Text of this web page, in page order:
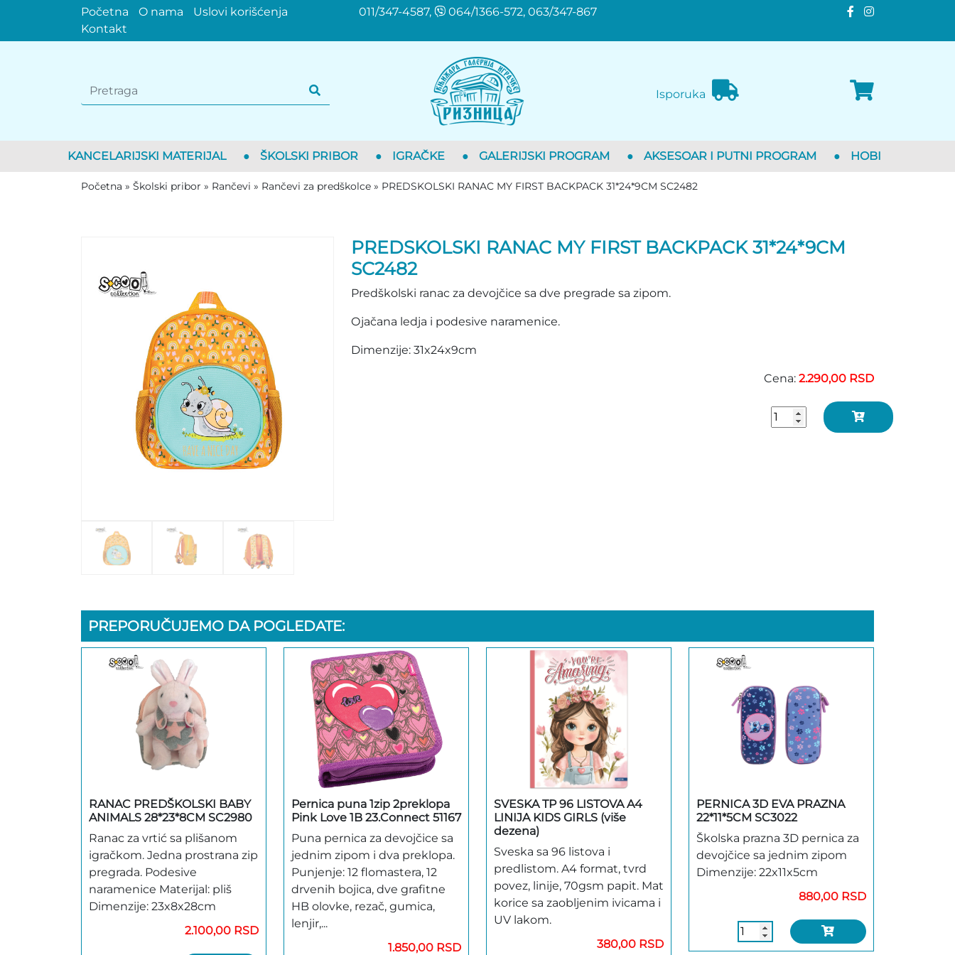
Početna O nama
Uslovi korišćenja
Kontakt
011/347-4587, 064/1366-572, 063/347-867
Isporuka
KANCELARIJSKI MATERIJAL ● ŠKOLSKI PRIBOR ● IGRAČKE ● GALERIJSKI PROGRAM ● AKSESOAR I PUTNI PROGRAM ● HOBI
Početna » Školski pribor » Rančevi » Rančevi za predškolce » PREDSKOLSKI RANAC MY FIRST BACKPACK 31*24*9CM SC2482
PREDSKOLSKI RANAC MY FIRST BACKPACK 31*24*9CM
SC2482
Predškolski ranac za devojčice sa dve pregrade sa zipom.
Ojačana ledja i podesive naramenice.
Dimenzije: 31x24x9cm
Cena: 2.290,00 RSD
PREPORUČUJEMO DA POGLEDATE:
RANAC PREDŠKOLSKI BABY
ANIMALS 28*23*8CM SC2980
Ranac za vrtić sa plišanom
igračkom. Jedna prostrana zip
pregrada. Podesive
naramenice Materijal: pliš
Dimenzije: 23x8x28cm
2.100,00 RSD
Pernica puna 1zip 2preklopa
Pink Love 1B 23.Connect 51167
Puna pernica za devojčice sa
jednim zipom i dva preklopa.
Punjenje: 12 flomastera, 12
drvenih bojica, dve grafitne
HB olovke, rezač, gumica,
lenjir,...
1.850,00 RSD
SVESKA TP 96 LISTOVA A4
LINIJA KIDS GIRLS (više
dezena)
Sveska sa 96 listova i
predlistom. A4 format, tvrd
povez, linije, 70gsm papit. Mat
korice sa zaobljenim ivicama i
UV lakom.
380,00 RSD
PERNICA 3D EVA PRAZNA
22*11*5CM SC3022
Školska prazna 3D pernica za
devojčice sa jednim zipom
Dimenzije: 22x11x5cm
880,00 RSD